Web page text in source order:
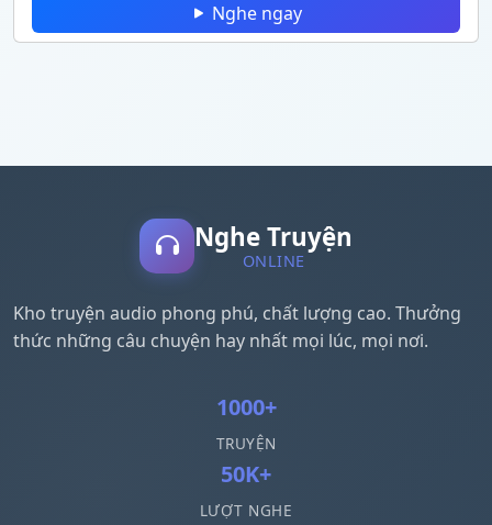
Nghe ngay
Nghe Truyện
ONLINE
Kho truyện audio phong phú, chất lượng cao. Thưởng
thức những câu chuyện hay nhất mọi lúc, mọi nơi.
1000+
TRUYỆN
50K+
LƯỢT NGHE